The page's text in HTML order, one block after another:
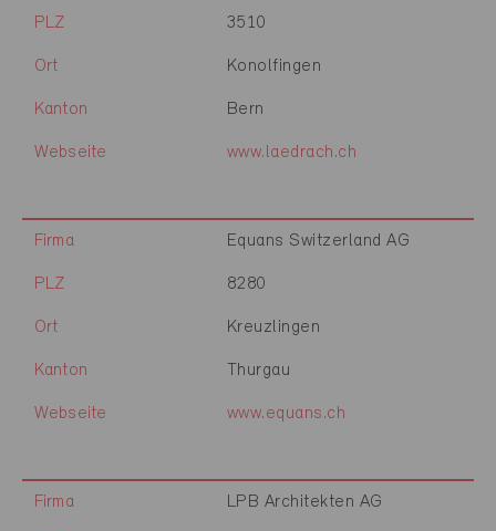
PLZ 3510
Ort Konolfingen
Kanton Bern
Webseite www.laedrach.ch
Firma Equans Switzerland AG
PLZ 8280
Ort Kreuzlingen
Kanton Thurgau
Webseite www.equans.ch
Firma LPB Architekten AG